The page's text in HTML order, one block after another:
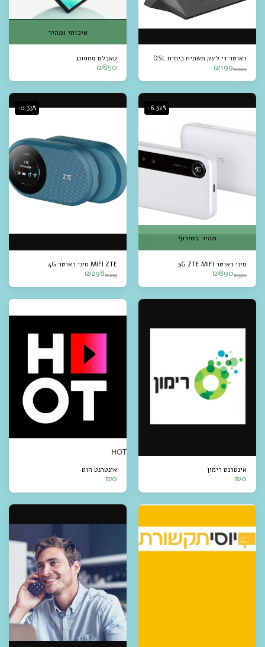
ראוטר די לינק תשתית ביתית DSL
₪200
₪199
איכותי ומהיר
טאבלט סמסונג
₪850
מהיר בטירוף
-6.32%
מיני ראוטר 5G ZTE MIFI
₪950
₪890
-0.33%
MIFI ZTE מיני ראוטר 4G
₪299
₪298
אינטרנט רימון
₪0
אינטרנט הוט
₪0